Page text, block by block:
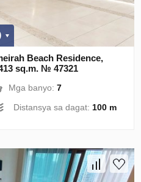
Beach Residence,
sq.m. № 47321
Mga banyo:7
Distansya sa dagat: 100 m